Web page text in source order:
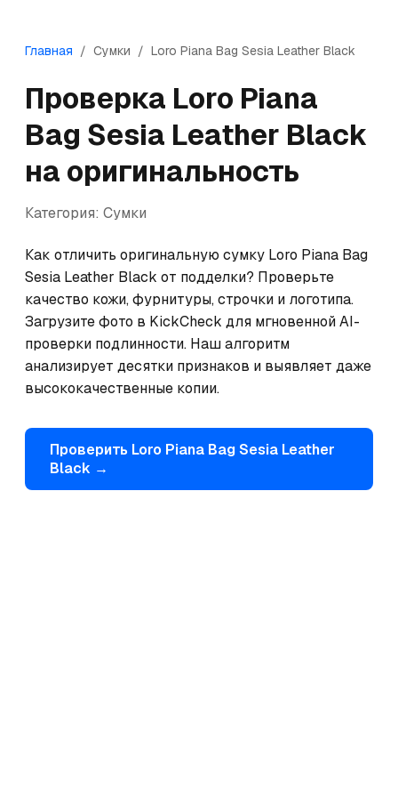
Главная / Сумки / Loro Piana Bag Sesia Leather Black
Проверка Loro Piana
Bag Sesia Leather Black
на оригинальность
Категория: Сумки
Как отличить оригинальную сумку Loro Piana Bag
Sesia Leather Black от подделки? Проверьте
качество кожи, фурнитуры, строчки и логотипа.
Загрузите фото в KickCheck для мгновенной AI-
проверки подлинности. Наш алгоритм
анализирует десятки признаков и выявляет даже
высококачественные копии.
Проверить Loro Piana Bag Sesia Leather
Black →